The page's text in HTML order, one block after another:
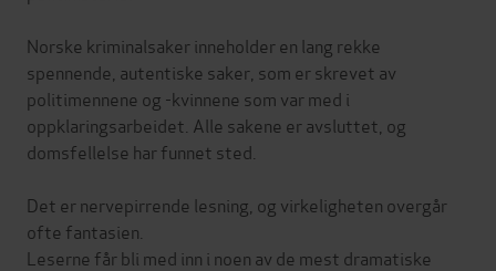
Norske kriminalsaker inneholder en lang rekke
spennende, autentiske saker, som er skrevet av
politimennene og -kvinnene som var med i
oppklaringsarbeidet. Alle sakene er avsluttet, og
domsfellelse har funnet sted.
Det er nervepirrende lesning, og virkeligheten overgår
ofte fantasien.
Leserne får bli med inn i noen av de mest dramatiske